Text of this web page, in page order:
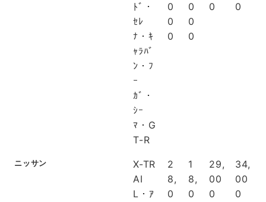
ﾄﾞ・
ｾﾚ
ﾅ・ｷ
ｬﾗﾊﾞ
ﾝ・ﾌ
ｰ
ｶﾞ・
ｼｰ
ﾏ・G
T-R
0
0
0
0
0
0
0
0
ニッサン
X-TR
AI
L・ｱ
2
8,
0
1
8,
0
29,
00
0
34,
00
0